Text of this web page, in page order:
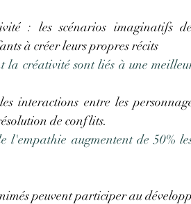
: les scénarios imaginatifs
à créer leurs propres récits
la créativité sont liés à une
interactions entre les
de conflits.
l'empathie augmentent de 50%
peuvent participer au